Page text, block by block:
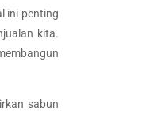
ini penting
kita.
sabun